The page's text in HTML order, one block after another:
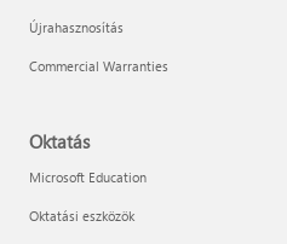
Újrahasznosítás
Commercial Warranties
Oktatás
Microsoft Education
Oktatási eszközök